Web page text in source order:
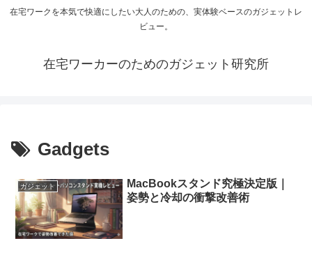
在宅ワークを本気で快適にしたい大人のための、実体験ベースのガジェットレ
ビュー。
在宅ワーカーのためのガジェット研究所
Gadgets
ガジェット
MacBookスタンド究極決定版｜
姿勢と冷却の衝撃改善術